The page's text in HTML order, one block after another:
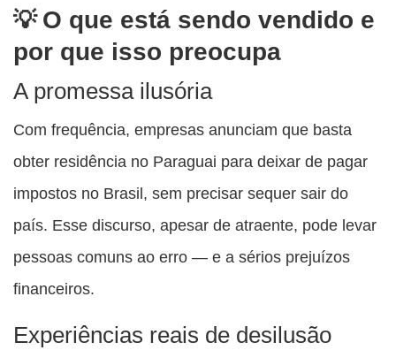
O que está sendo vendido e
por que isso preocupa
A promessa ilusória
Com frequência, empresas anunciam que basta
obter residência no Paraguai para deixar de pagar
impostos no Brasil, sem precisar sequer sair do
país. Esse discurso, apesar de atraente, pode levar
pessoas comuns ao erro — e a sérios prejuízos
financeiros.
Experiências reais de desilusão